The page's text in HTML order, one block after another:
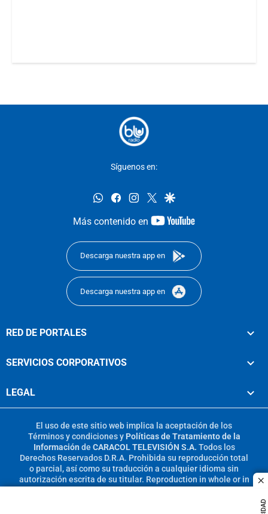
Síguenos en:
whatsappfacebookinstagram
twittergoogle
Más contenido en
youtube-
Descarga nuestra app en
Descarga nuestra app en
RED DE PORTALES
SERVICIOS CORPORATIVOS
LEGAL
El uso de este sitio web implica la aceptación de los
Términos y condicionesy Políticas de Tratamiento de la
Información de CARACOL TELEVISIÓN S.A. Todos los
Derechos Reservados D.R.A. Prohibida su reproducción total
o parcial, así como su traducción a cualquier idioma sin
autorización escrita de su titular. Reproduction in whole or in